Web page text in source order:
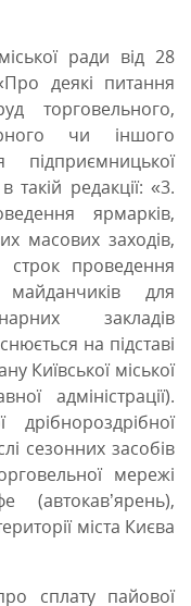
ради від 28
деякі питання
торговельного,
чи іншого
такій редакції: «3.
ярмарків,
масових заходів,
строк проведення
для
закладів
на підставі
Київської міської
адміністрації).
дрібнороздрібної
сезонних засобів
мережі
(автокав’ярень),
міста Києва
сплату пайової